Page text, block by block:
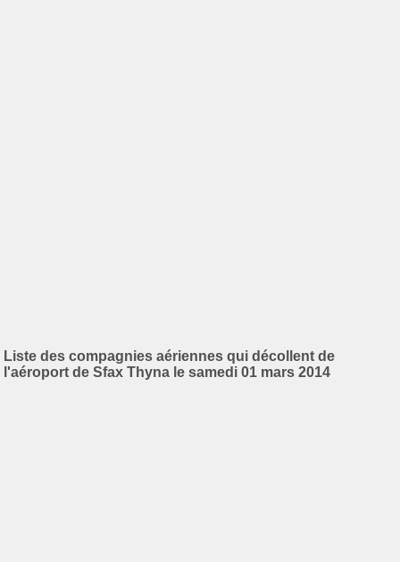
Liste des compagnies aériennes qui décollent de
l'aéroport de Sfax Thyna le samedi 01 mars 2014